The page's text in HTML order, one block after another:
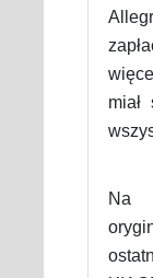
Na